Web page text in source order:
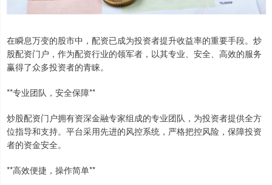
在瞬息万变的股市中，配资已成为投资者提升收益率的重要手段。炒
股配资门户，作为配资行业的领军者，以其专业、安全、高效的服务
赢得了众多投资者的青睐。
**专业团队，安全保障**
炒股配资门户拥有资深金融专家组成的专业团队，为投资者提供全方
位指导和支持。平台采用先进的风控系统，严格把控风险，保障投资
者的资金安全。
**高效便捷，操作简单**